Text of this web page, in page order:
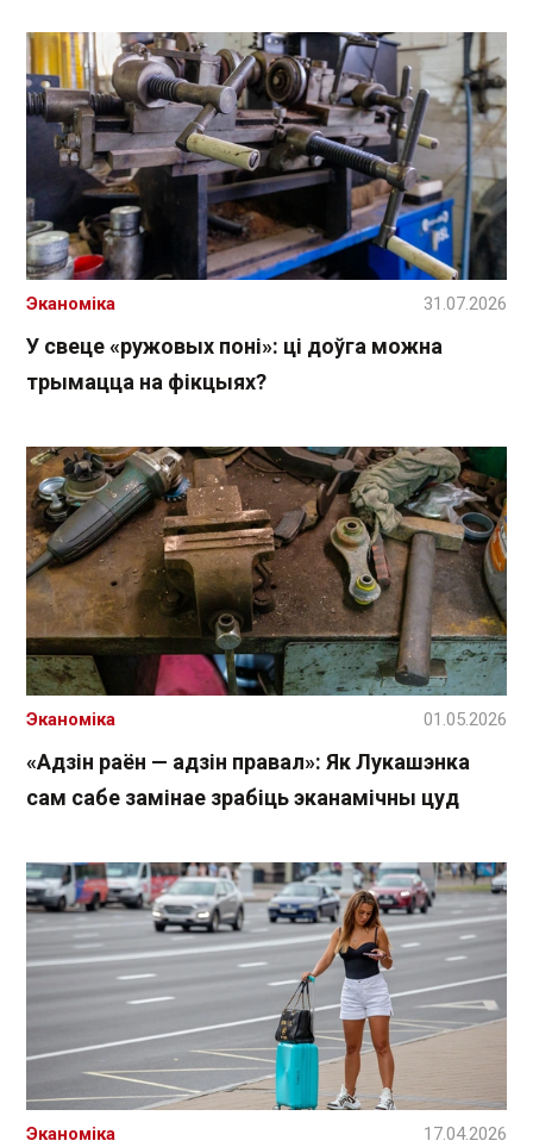
У свеце «ружовых поні»: ці доўга можна
трымацца на фікцыях?
Эканоміка 31.07.2026
«Адзін раён — адзін правал»: Як Лукашэнка
сам сабе замінае зрабіць эканамічны цуд
Эканоміка 01.05.2026
Эканоміка 17.04.2026